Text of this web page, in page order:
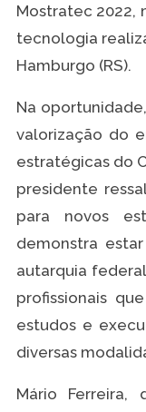
Mostratec 2022,
tecnologia
Hamburgo (RS).
Na
valorização do
estratégicas do
presidente
para novos
demonstra
autarquia
profissionais
estudos e
diversas
Mário